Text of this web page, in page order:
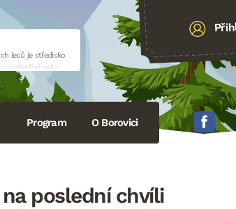
lesů je středisko
nebo
Program O Borovici
poslední chvíli